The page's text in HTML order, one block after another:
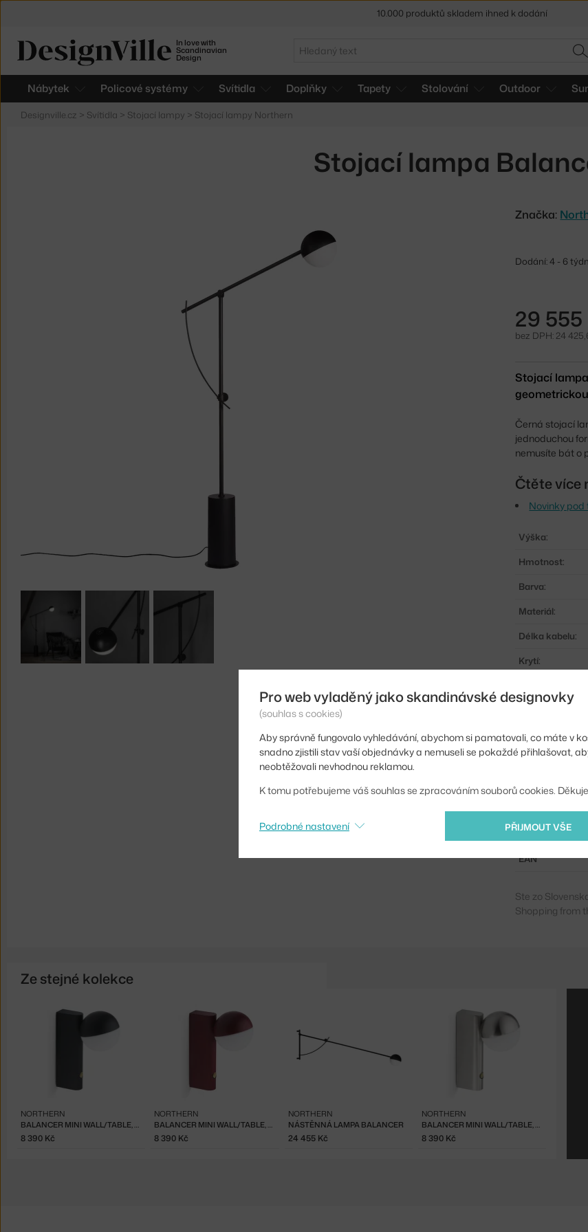
In love with
Scandinavian
Design
Hledat
Nábytek Policové systémy Svítidla Doplňky Tapety Stolování Outdoor
Designville.cz > Svítidla > Stojací lampy > Stojací lampy Northern
Stojací lampa
Značka:
Dodání: 4 - 6
29 555
bez DPH: 24
Stojací
Černá stojací
jednoduchou
nemusíte bát o
Čtěte více
Novinky
Výška:
Hmotnost:
Barva:
Materiál:
Délka kabelu:
Krytí:
Distribuce
Zdroj součástí:
Max Watt (LED):
Info k produktu:
Kód produktu
EAN
Ste zo
Shopping from
Ze stejné kolekce
BALANCER MINI WALL/TABLE, BLACK
NORTHERN
8 390 Kč
BALANCER MINI WALL/TABLE, CHERRY RED
NORTHERN
8 390 Kč
NÁSTĚNNÁ LAMPA BALANCER
NORTHERN
24 455 Kč
BALANCER MINI WALL/TABLE, STEEL
NORTHERN
8 390 Kč
10.000 produktů skladem ihned k dodání
Pro web vyladěný jako skandinávské designovky
(souhlas s cookies)
Aby správně fungovalo vyhledávání, abychom si pamatovali, co máte v
snadno zjistili stav vaší objednávky a nemuseli se pokaždé přihlašovat,
neobtěžovali nevhodnou reklamou.
K tomu potřebujeme váš souhlas se zpracováním souborů cookies.
PŘIJMOUT VŠE
Podrobné nastavení